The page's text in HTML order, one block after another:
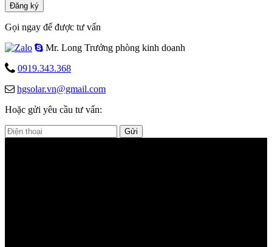
Đăng ký
Gọi ngay để được tư vấn
Mr. Long Trưởng phòng kinh doanh
0919.343.368
hgsolar.vn@gmail.com
Hoặc gửi yêu cầu tư vấn:
Gửi